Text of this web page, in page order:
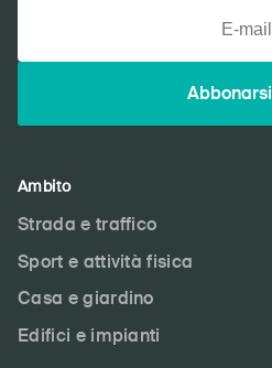
Abbonarsi
Ambito
Strada e traffico
Sport e attività fisica
Casa e giardino
Edifici e impianti